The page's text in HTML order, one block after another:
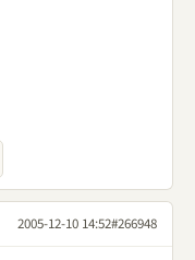
2005-12-10 14:52#266948